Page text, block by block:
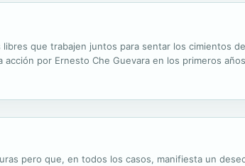
que trabajen juntos para sentar los cimientos
por Ernesto Che Guevara en los primeros
pero que, en todos los casos, manifiesta un